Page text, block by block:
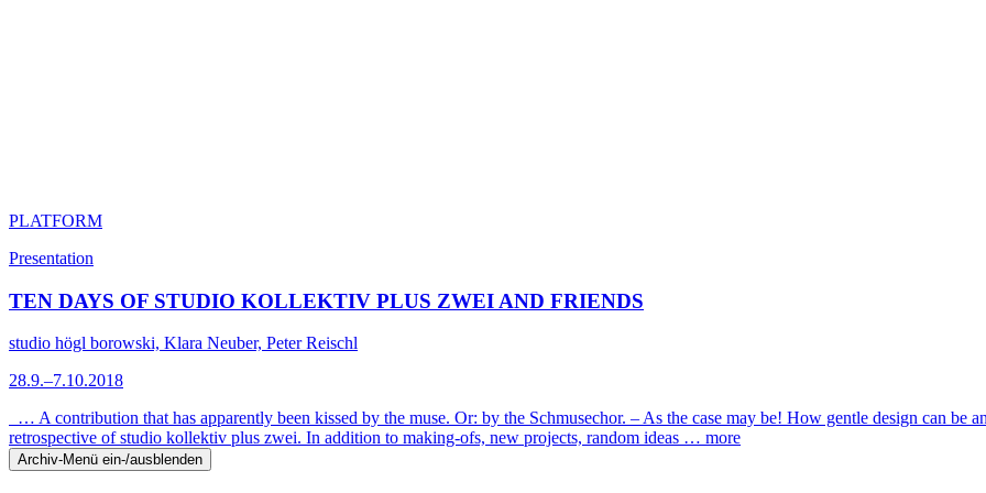
PLATFORM
Presentation
TEN DAYS OF STUDIO KOLLEKTIV PLUS ZWEI AND FRIENDS
studio högl borowski, Klara Neuber, Peter Reischl
28.9.–7.10.2018
… A contribution that has apparently been kissed by the muse. Or: by the Schmusechor. – As the case may be! How gentle design can
retrospective of studio kollektiv plus zwei. In addition to making-ofs, new projects, random ideas … more
Archiv-Menü ein-/ausblenden